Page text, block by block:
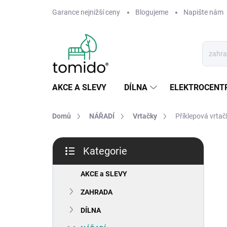
Garance nejnižší ceny Blogujeme Napište nám
AKCE A SLEVY DÍLNA
Domů NÁŘADÍ Vrtačky Příklepová
P
s
kategorie
Kategorie
AKCE a SLEVY
ZAHRADA
DÍLNA